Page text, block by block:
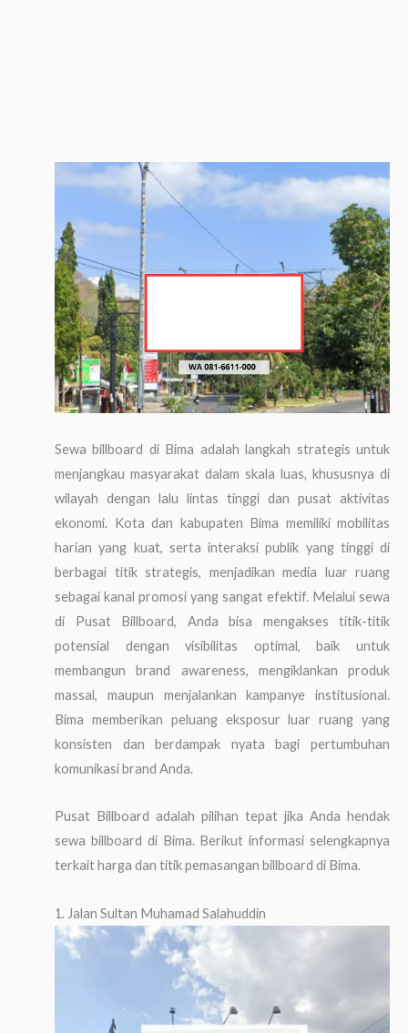
Sewa billboard di Bima adalah langkah strategis untuk
menjangkau masyarakat dalam skala luas, khususnya di
wilayah dengan lalu lintas tinggi dan pusat aktivitas
ekonomi. Kota dan kabupaten Bima memiliki mobilitas
harian yang kuat, serta interaksi publik yang tinggi di
berbagai titik strategis, menjadikan media luar ruang
sebagai kanal promosi yang sangat efektif. Melalui sewa
di Pusat Billboard, Anda bisa mengakses titik-titik
potensial dengan visibilitas optimal, baik untuk
membangun brand awareness, mengiklankan produk
massal, maupun menjalankan kampanye institusional.
Bima memberikan peluang eksposur luar ruang yang
konsisten dan berdampak nyata bagi pertumbuhan
komunikasi brand Anda.
Pusat Billboard adalah pilihan tepat jika Anda hendak
sewa billboard di Bima. Berikut informasi selengkapnya
terkait harga dan titik pemasangan billboard di Bima.
1. Jalan Sultan Muhamad Salahuddin